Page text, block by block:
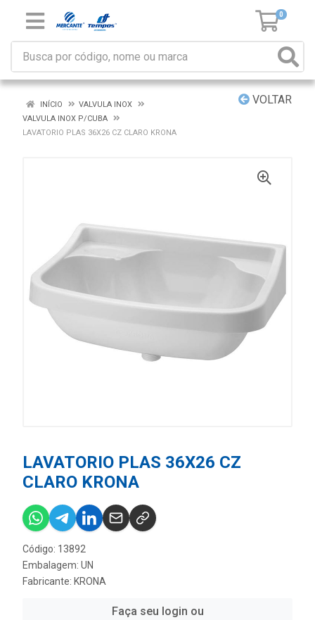
0
VOLTAR
INÍCIO
VALVULA INOX
VALVULA INOX P/CUBA
LAVATORIO PLAS 36X26 CZ CLARO KRONA
LAVATORIO PLAS 36X26 CZ
CLARO KRONA
Código: 13892
Embalagem: UN
Fabricante: KRONA
Faça seu login ou